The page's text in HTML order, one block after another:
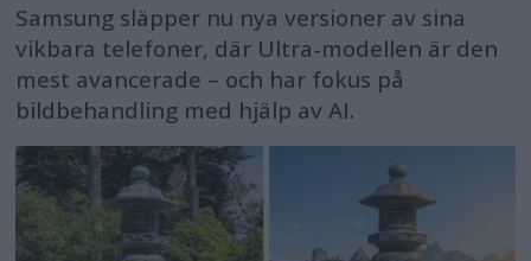
Samsung släpper nu nya versioner av sina
vikbara telefoner, där Ultra-modellen är den
mest avancerade – och har fokus på
bildbehandling med hjälp av AI.